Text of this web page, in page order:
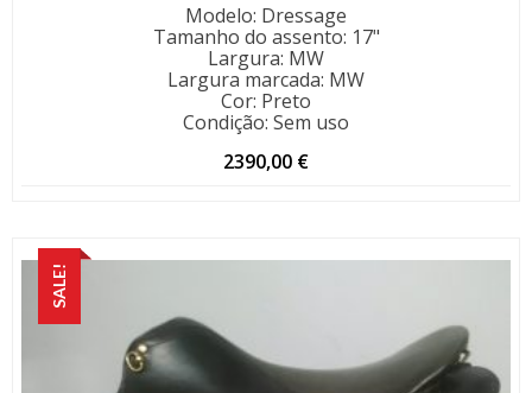
Modelo: Dressage
Tamanho do assento: 17"
Largura: MW
Largura marcada: MW
Cor: Preto
Condição: Sem uso
2390,00 €
SALE!